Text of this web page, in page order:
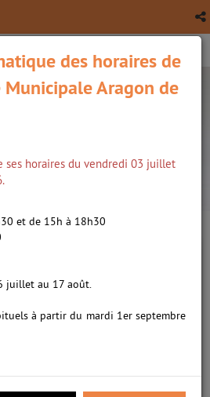
recherche avancée
des horaires de
Aragon de
horaires du vendredi 03 juillet
et de 15h à 18h30
juillet au 17 août.
à partir du mardi 1er septembre